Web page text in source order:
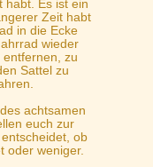
habt. Es ist ein
Zeit habt
in die Ecke
wieder
zu
Sattel zu
achtsamen
euch zur
ob
oder weniger.